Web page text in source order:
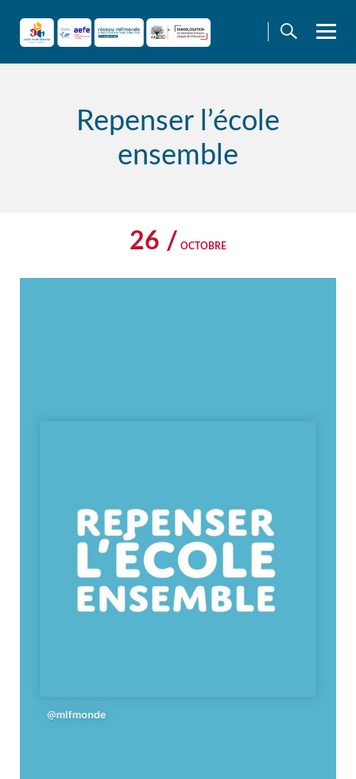
content
Repenser l’école
ensemble
26 / OCTOBRE